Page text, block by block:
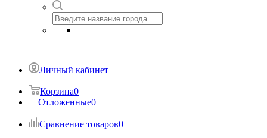
Личный кабинет
Корзина0
Отложенные0
Сравнение товаров0